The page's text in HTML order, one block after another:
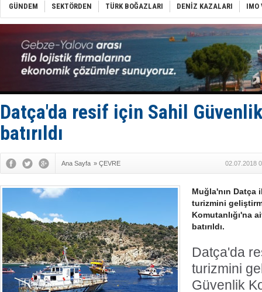
İstanbul
Tersane
İngiliz
FESCO,
DESE,
35 milyon
İnsansız
Anadolu
GÜNDEM SEKTÖRDEN TÜRK BOĞAZLARI DENİZ KAZALARI IMO
Datça'da resif için Sahil
batırıldı
Ana Sayfa » ÇEVRE 02.07.2018
Muğla'nın Datça
turizmini
Komutanlığı'na
batırıldı.
Datça'da
turizmini
Güvenlik